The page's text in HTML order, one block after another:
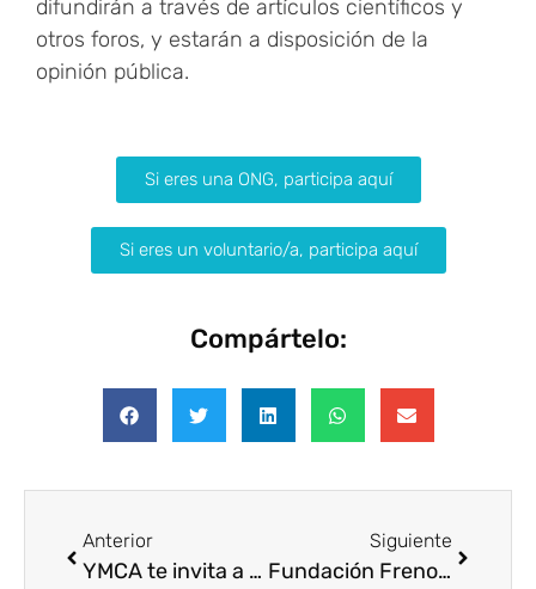
difundirán a través de artículos científicos y
otros foros, y estarán a disposición de la
opinión pública.
Si eres una ONG, participa aquí
Si eres un voluntario/a, participa aquí
Compártelo:
Anterior
YMCA te invita a un networking práctico sobre conciliación en Valencia
Siguiente
Fundación Freno al Ictus y Daiichi Sankyo impulsan la prevención del ictus en el ámbito escolar con “Héroes en Casa”